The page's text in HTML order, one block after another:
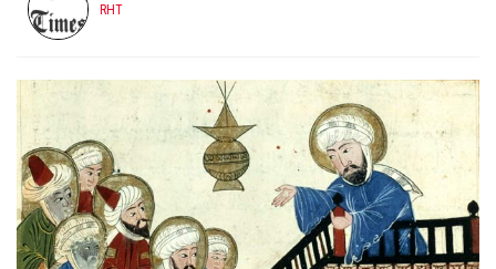
RHT